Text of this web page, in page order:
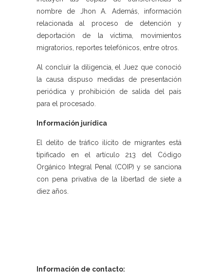
nombre de Jhon A. Además, información
relacionada al proceso de detención y
deportación de la víctima, movimientos
migratorios, reportes telefónicos, entre otros.
Al concluir la diligencia, el Juez que conoció
la causa dispuso medidas de presentación
periódica y prohibición de salida del país
para el procesado.
Información jurídica
El delito de tráfico ilícito de migrantes está
tipificado en el artículo 213 del Código
Orgánico Integral Penal (COIP) y se sanciona
con pena privativa de la libertad de siete a
diez años.
Información de contacto: